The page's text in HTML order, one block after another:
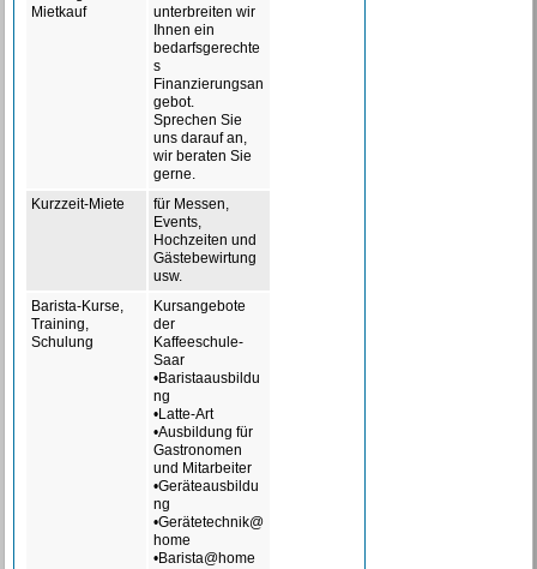
Mietkauf
unterbreiten wir
Ihnen ein
bedarfsgerechte
s
Finanzierungsan
gebot.
Sprechen Sie
uns darauf an,
wir beraten Sie
gerne.
Kurzzeit-Miete
für Messen,
Events,
Hochzeiten und
Gästebewirtung
usw.
Barista-Kurse,
Training,
Schulung
Kursangebote
der
Kaffeeschule-
Saar
•Baristaausbildu
ng
•Latte-Art
•Ausbildung für
Gastronomen
und Mitarbeiter
•Geräteausbildu
ng
•Gerätetechnik@
home
•Barista@home